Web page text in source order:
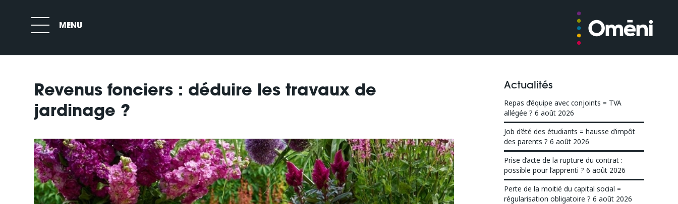
Revenus fonciers : déduire les travaux de
jardinage ?
Actualités
Repas d’équipe avec conjoints = TVA
allégée ? 6 août 2026
Job d’été des étudiants = hausse d’impôt
des parents ? 6 août 2026
Prise d’acte de la rupture du contrat :
possible pour l’apprenti ? 6 août 2026
Perte de la moitié du capital social =
régularisation obligatoire ? 6 août 2026